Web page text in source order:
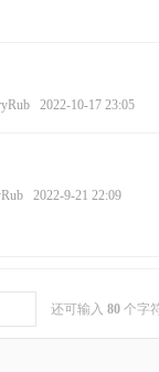
2022-10-17 23:05
2022-9-21 22:09
还可输入 80 个字